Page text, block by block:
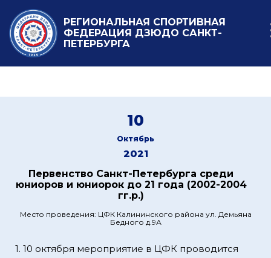
РЕГИОНАЛЬНАЯ СПОРТИВНАЯ
ФЕДЕРАЦИЯ ДЗЮДО САНКТ-
ПЕТЕРБУРГА
10
Октябрь
2021
Первенство Санкт-Петербурга среди
юниоров и юниорок до 21 года (2002-2004
гг.р.)
Место проведения: ЦФК Калининского района ул. Демьяна
Бедного д.9А
1. 10 октября мероприятие в ЦФК проводится